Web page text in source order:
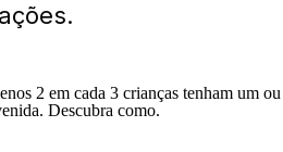
2 em cada 3 crianças tenham um
Descubra como.